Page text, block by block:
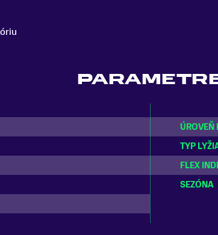
ÚROVEŇ
TYP
FLEX
SEZÓNA